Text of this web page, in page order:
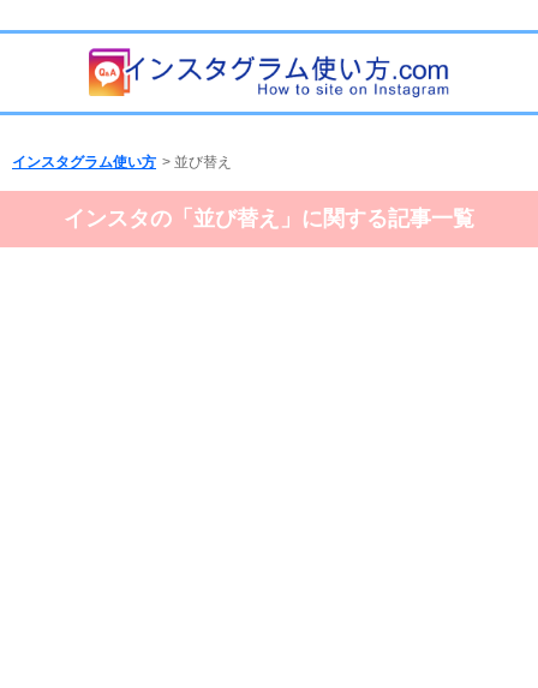
インスタグラム使い方 > 並び替え
インスタの「並び替え」に関する記事一覧